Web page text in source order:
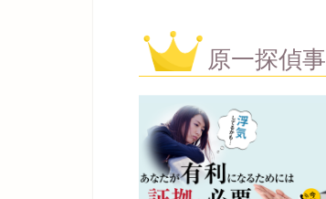
原一探偵